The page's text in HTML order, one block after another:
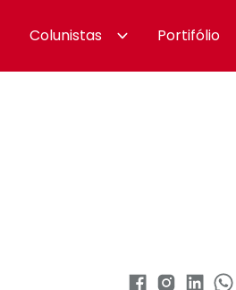
Colunistas Portifólio